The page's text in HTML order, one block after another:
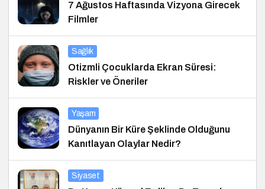
7 Ağustos Haftasında Vizyona Girecek
Filmler
Sağlık
Otizmli Çocuklarda Ekran Süresi:
Riskler ve Öneriler
Yaşam
Dünyanın Bir Küre Şeklinde Olduğunu
Kanıtlayan Olaylar Nedir?
Siyaset